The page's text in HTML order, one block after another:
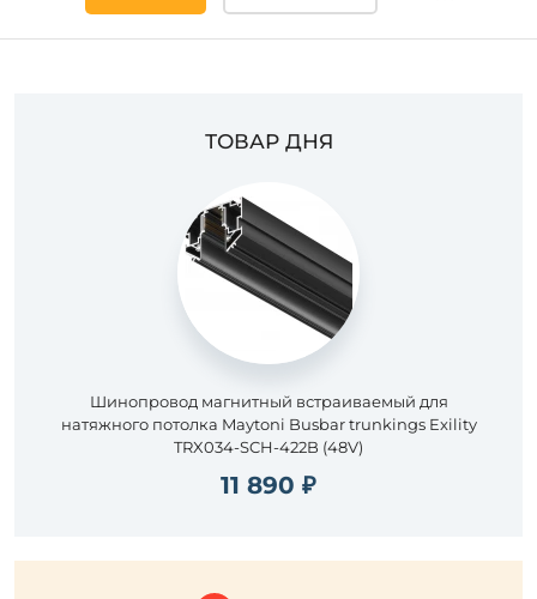
ТОВАР ДНЯ
Шинопровод магнитный встраиваемый для
натяжного потолка Maytoni Busbar trunkings Exility
TRX034-SCH-422B (48V)
11 890 ₽